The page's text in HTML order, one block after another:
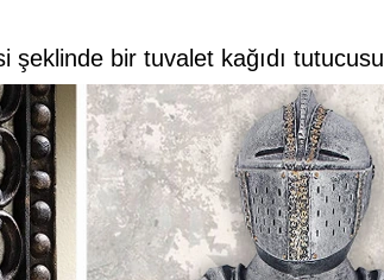
şeklinde bir tuvalet kağıdı tutucusu